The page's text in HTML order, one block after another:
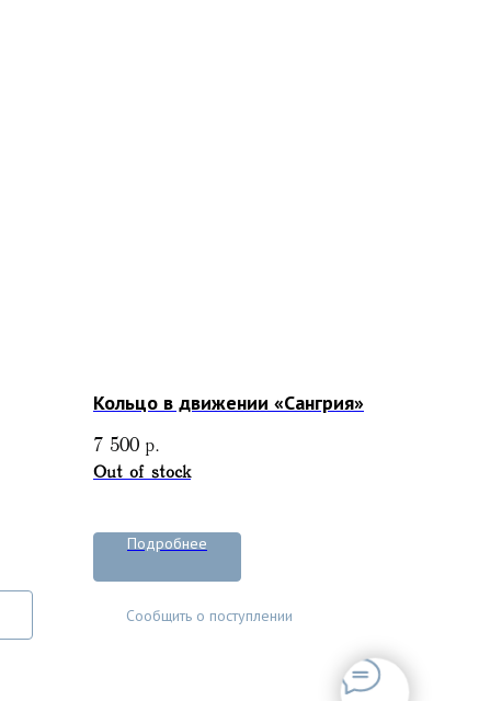
Кольцо в движении «Сангрия»
7 500 р.
Out of stock
Подробнее
Сообщить о поступлении